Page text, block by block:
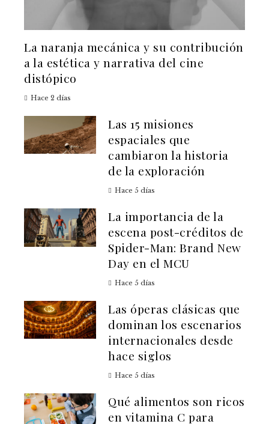
La naranja mecánica y su contribución
a la estética y narrativa del cine
distópico
Hace 2 días
Las 15 misiones
espaciales que
cambiaron la historia
de la exploración
Hace 5 días
La importancia de la
escena post-créditos de
Spider-Man: Brand New
Day en el MCU
Hace 5 días
Las óperas clásicas que
dominan los escenarios
internacionales desde
hace siglos
Hace 5 días
Qué alimentos son ricos
en vitamina C para